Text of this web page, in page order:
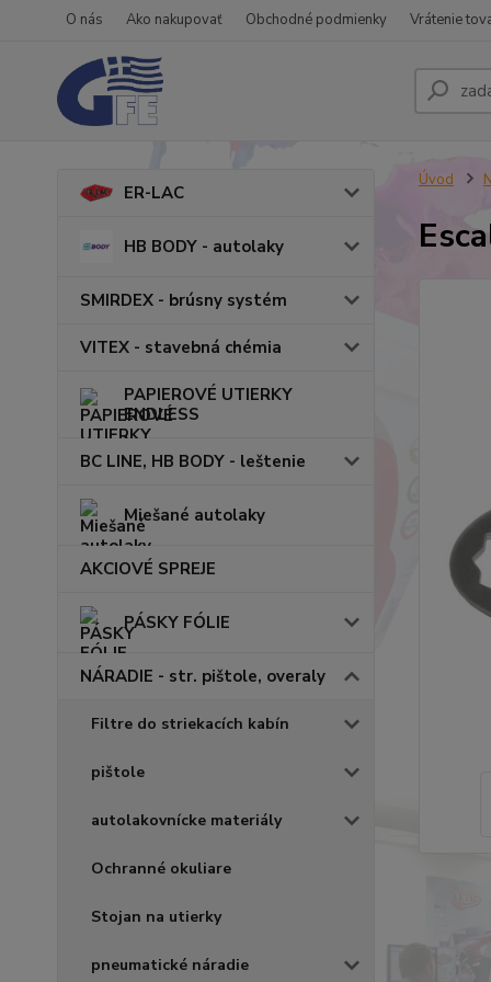
O nás Ako nakupovať Obchodné podmienky Vrátenie
ER-LAC
HB BODY - autolaky
SMIRDEX - brúsny systém
VITEX - stavebná chémia
PAPIEROVÉ UTIERKY
ENDLESS
BC LINE, HB BODY - leštenie
Miešané autolaky
AKCIOVÉ SPREJE
PÁSKY FÓLIE
NÁRADIE - str. pištole, overaly
Filtre do striekacích kabín
pištole
autolakovnícke materiály
Ochranné okuliare
Stojan na utierky
pneumatické náradie
Úvod